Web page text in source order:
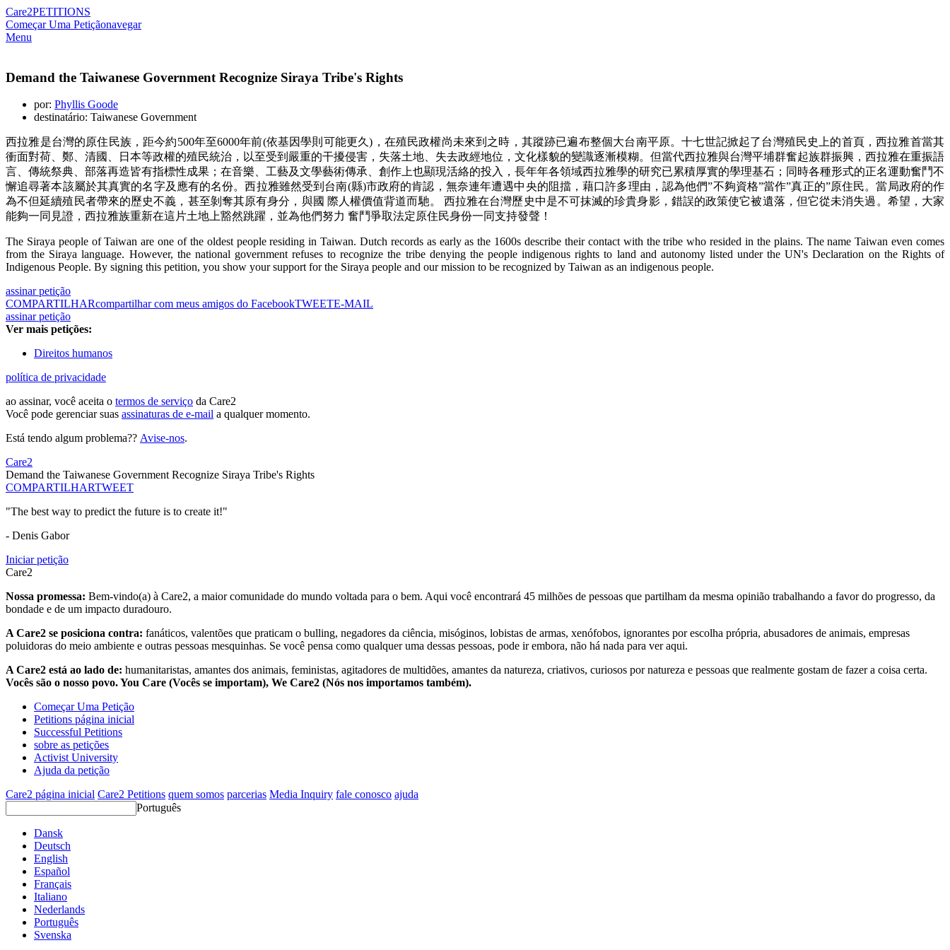
Care2PETITIONS
Começar Uma Petiçãonavegar
Menu
Demand the Taiwanese Government Recognize Siraya Tribe's Rights
por: Phyllis Goode
destinatário: Taiwanese Government
西拉雅是台灣的原住民族，距今約500年至6000年前(依基因學則可能更久)，在殖民政權尚未來到之時，其蹤跡已遍布整個大台南平原。十七世記掀起了台灣殖民史上的首頁，西拉雅首當其
衝面對荷、鄭、清國、日本等政權的殖民統治，以至受到嚴重的干擾侵害，失落土地、失去政經地位，文化樣貌的變識逐漸模糊。但當代西拉雅與台灣平埔群奮起族群振興，西拉雅在重振語
言、傳統祭典、部落再造皆有指標性成果；在音樂、工藝及文學藝術傳承、創作上也顯現活絡的投入，長年年各領域西拉雅學的研究已累積厚實的學理基石；同時各種形式的正名運動奮鬥不
懈追尋著本該屬於其真實的名字及應有的名份。西拉雅雖然受到台南(縣)市政府的肯認，無奈連年遭遇中央的阻擋，藉口許多理由，認為他們”不夠資格”當作”真正的”原住民。當局政府的作
為不但延續殖民者帶來的歷史不義，甚至剝奪其原有身分，與國 際人權價值背道而馳。 西拉雅在台灣歷史中是不可抹滅的珍貴身影，錯誤的政策使它被遺落，但它從未消失過。希望，大家
能夠一同見證，西拉雅族重新在這片土地上豁然跳躍，並為他們努力 奮鬥爭取法定原住民身份一同支持發聲！
The Siraya people of Taiwan are one of the oldest people residing in Taiwan. Dutch records as early as the 1600s describe their contact with the tribe who resided in the plains. The name Taiwan even comes
from the Siraya language. However, the national government refuses to recognize the tribe denying the people indigenous rights to land and autonomy listed under the UN's Declaration on the Rights of
Indigenous People. By signing this petition, you show your support for the Siraya people and our mission to be recognized by Taiwan as an indigenous people.
assinar petição
COMPARTILHARcompartilhar com meus amigos do FacebookTWEETE-MAIL
assinar petição
Ver mais petições:
Direitos humanos
política de privacidade
ao assinar, você aceita o termos de serviço da Care2
Você pode gerenciar suas assinaturas de e-mail a qualquer momento.
Está tendo algum problema?? Avise-nos.
Care2
Demand the Taiwanese Government Recognize Siraya Tribe's Rights
COMPARTILHARTWEET
"The best way to predict the future is to create it!"
- Denis Gabor
Iniciar petição
Care2
Nossa promessa: Bem-vindo(a) à Care2, a maior comunidade do mundo voltada para o bem. Aqui você encontrará 45 milhões de pessoas que partilham da mesma opinião trabalhando a favor do progresso, da
bondade e de um impacto duradouro.
A Care2 se posiciona contra: fanáticos, valentões que praticam o bulling, negadores da ciência, misóginos, lobistas de armas, xenófobos, ignorantes por escolha própria, abusadores de animais, empresas
poluidoras do meio ambiente e outras pessoas mesquinhas. Se você pensa como qualquer uma dessas pessoas, pode ir embora, não há nada para ver aqui.
A Care2 está ao lado de: humanitaristas, amantes dos animais, feministas, agitadores de multidões, amantes da natureza, criativos, curiosos por natureza e pessoas que realmente gostam de fazer a coisa certa.
Vocês são o nosso povo. You Care (Vocês se importam), We Care2 (Nós nos importamos também).
Começar Uma Petição
Petitions página inicial
Successful Petitions
sobre as petições
Activist University
Ajuda da petição
Care2 página inicial Care2 Petitions quem somos parcerias Media Inquiry fale conosco ajuda
Português
Dansk
Deutsch
English
Español
Français
Italiano
Nederlands
Português
Svenska